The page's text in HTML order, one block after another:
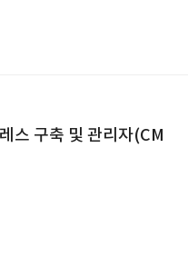
스 구축 및 관리자(CM